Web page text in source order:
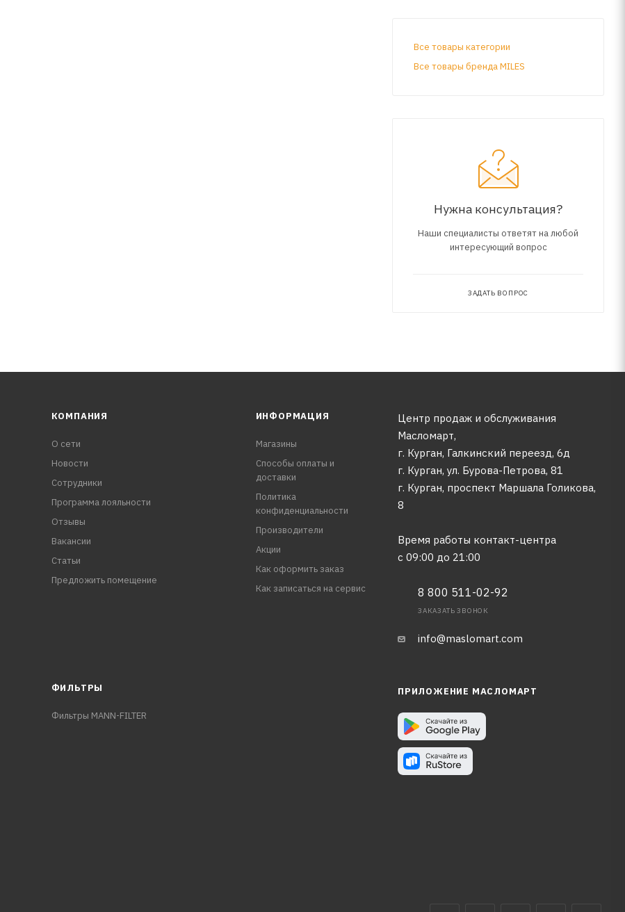
Все товары категории
Все товары бренда MILES
Нужна консультация?
Наши специалисты ответят на любой
интересующий вопрос
ЗАДАТЬ ВОПРОС
КОМПАНИЯ
О сети
Новости
Сотрудники
Программа лояльности
Отзывы
Вакансии
Статьи
Предложить помещение
ИНФОРМАЦИЯ
Магазины
Способы оплаты и
доставки
Политика
конфиденциальности
Производители
Акции
Как оформить заказ
Как записаться на сервис
Центр продаж и обслуживания
Масломарт,
г. Курган, Галкинский переезд, 6д
г. Курган, ул. Бурова-Петрова, 81
г. Курган, проспект Маршала Голикова,
8
Время работы контакт-центра
с 09:00 до 21:00
8 800 511-02-92
ЗАКАЗАТЬ ЗВОНОК
info@maslomart.com
ФИЛЬТРЫ
Фильтры MANN-FILTER
ПРИЛОЖЕНИЕ МАСЛОМАРТ